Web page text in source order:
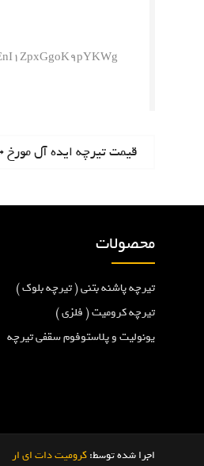
ه
ب
ر
و
N
t
o
s
t
:
قیمت تیرچه ایده آل مورخ ۰۱/۰۱/۳۱
محصولات
تیرچه پاشنه بتنی ( تیرچه بلوک )
تیرچه کرومیت ( فلزی )
یونولیت و پلاستوفوم سقفی تیرچه
اجرا شده توسط:کرومیت دات ای ار